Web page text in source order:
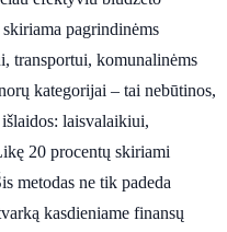
pagrindinėms
transportui, komunalinėms
kategorijai – tai nebūtinos,
laisvalaikiui,
20 procentų skiriami
metodas ne tik padeda
kasdieniame finansų